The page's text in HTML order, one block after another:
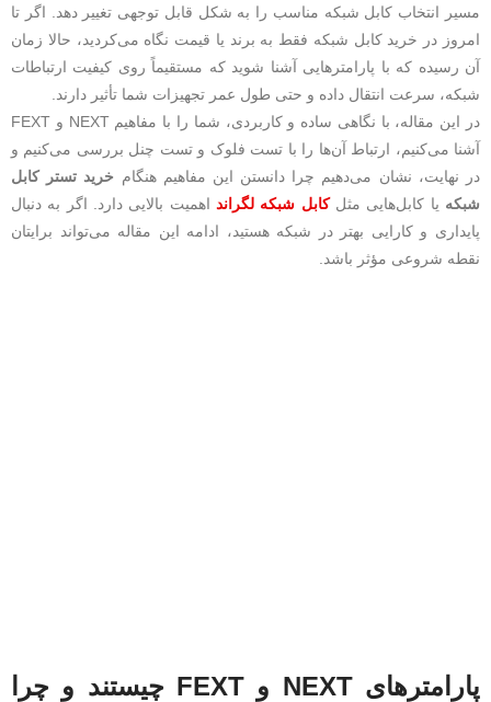
مسیر انتخاب کابل شبکه مناسب را به‌ شکل قابل توجهی تغییر دهد. اگر تا
امروز در خرید کابل شبکه فقط به برند یا قیمت نگاه می‌کردید، حالا زمان
آن رسیده که با پارامترهایی آشنا شوید که مستقیماً روی کیفیت ارتباطات
شبکه، سرعت انتقال داده و حتی طول عمر تجهیزات شما تأثیر دارند.
در این مقاله، با نگاهی ساده و کاربردی، شما را با مفاهیم NEXT و FEXT
آشنا می‌کنیم، ارتباط آن‌ها را با تست فلوک و تست چنل بررسی می‌کنیم و
در نهایت، نشان می‌دهیم چرا دانستن این مفاهیم هنگام خرید تستر کابل
شبکه یا کابل‌هایی مثلکابل شبکه لگراند اهمیت بالایی دارد. اگر به دنبال
پایداری و کارایی بهتر در شبکه هستید، ادامه این مقاله می‌تواند برایتان
نقطه شروعی مؤثر باشد.
پارامترهای NEXT و FEXT چیستند و چرا